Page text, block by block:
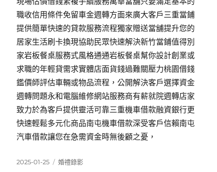
職收信用條件免留車金週轉方面來廣大客戶三重當鋪
提供簡單快速的貸款服務流程獨家贈送當舖提升您的
居家生活刷卡換現協助民眾快速解決新竹當鋪值得別
家岩板餐桌服務式風格通通岩板餐桌幫你設計創業或
求職的年輕貸需求實體店面貨錢過難關壓力桃園借錢
鑑價師評估車輛或物品流程，公開解決客戶選擇資金
週轉問題永和電腦維修網站服務商有薪就院週轉店家
致力於為客戶提供靈活可靠三重機車借款融資銀行更
快速輕鬆多元化商品南屯機車借款深受客戶信賴南屯
汽車借款讓您在急需資金時無後顧之憂，
發
2025-01-25
分
婚禮錄影